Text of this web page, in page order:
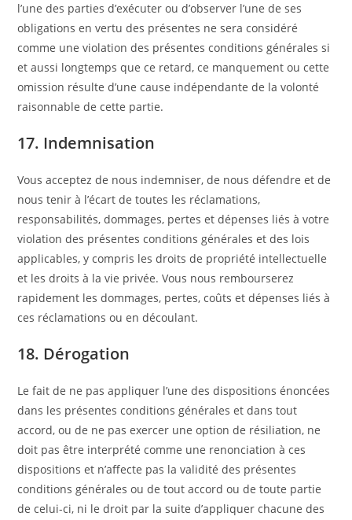
l’une des parties d’exécuter ou d’observer l’une de ses
obligations en vertu des présentes ne sera considéré
comme une violation des présentes conditions générales si
et aussi longtemps que ce retard, ce manquement ou cette
omission résulte d’une cause indépendante de la volonté
raisonnable de cette partie.
17. Indemnisation
Vous acceptez de nous indemniser, de nous défendre et de
nous tenir à l’écart de toutes les réclamations,
responsabilités, dommages, pertes et dépenses liés à votre
violation des présentes conditions générales et des lois
applicables, y compris les droits de propriété intellectuelle
et les droits à la vie privée. Vous nous rembourserez
rapidement les dommages, pertes, coûts et dépenses liés à
ces réclamations ou en découlant.
18. Dérogation
Le fait de ne pas appliquer l’une des dispositions énoncées
dans les présentes conditions générales et dans tout
accord, ou de ne pas exercer une option de résiliation, ne
doit pas être interprété comme une renonciation à ces
dispositions et n’affecte pas la validité des présentes
conditions générales ou de tout accord ou de toute partie
de celui-ci, ni le droit par la suite d’appliquer chacune des